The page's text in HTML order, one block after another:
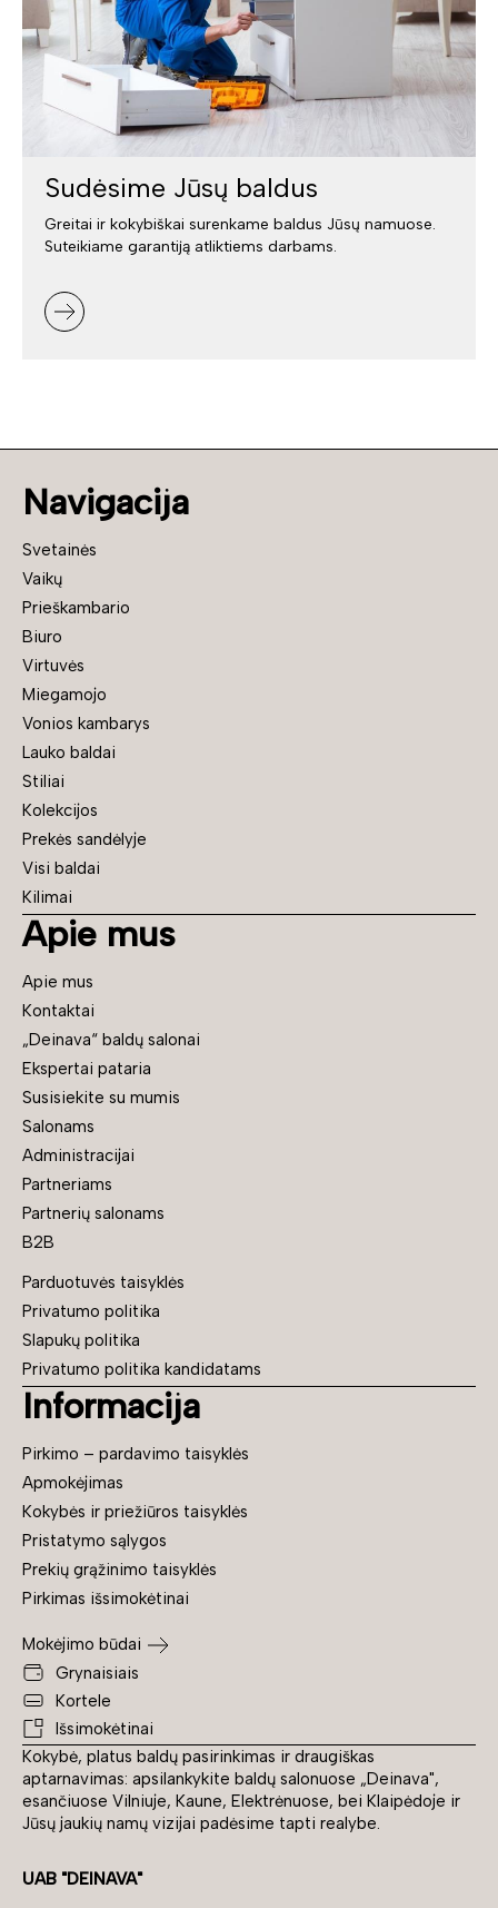
Sudėsime Jūsų baldus
Greitai ir kokybiškai surenkame baldus Jūsų namuose.
Suteikiame garantiją atliktiems darbams.
Kokybė, platus baldų pasirinkimas ir draugiškas
aptarnavimas: apsilankykite baldų salonuose „Deinava",
esančiuose Vilniuje, Kaune, Elektrėnuose, bei Klaipėdoje ir
Jūsų jaukių namų vizijai padėsime tapti realybe.
UAB "DEINAVA"
Navigacija
Svetainės
Vaikų
Prieškambario
Biuro
Virtuvės
Miegamojo
Vonios kambarys
Lauko baldai
Stiliai
Kolekcijos
Prekės sandėlyje
Visi baldai
Kilimai
Apie mus
Apie mus
Kontaktai
„Deinava“ baldų salonai
Ekspertai pataria
Susisiekite su mumis
Salonams
Administracijai
Partneriams
Partnerių salonams
B2B
Parduotuvės taisyklės
Privatumo politika
Slapukų politika
Privatumo politika kandidatams
Informacija
Pirkimo – pardavimo taisyklės
Apmokėjimas
Kokybės ir priežiūros taisyklės
Pristatymo sąlygos
Prekių grąžinimo taisyklės
Pirkimas išsimokėtinai
Mokėjimo būdai
Grynaisiais
Kortele
Išsimokėtinai